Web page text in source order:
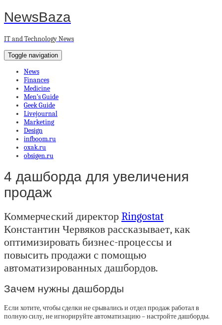
NewsBaza
IT and Technology News
Toggle navigation
News
Finances
Medicine
Men’s Guide
Geek Guide
Livejournal
Marketing
Design
infboom.ru
oxak.ru
obsigen.ru
4 дашборда для увеличения
продаж
Коммерческий директорRingostat
Константин Червяков рассказывает, как
оптимизировать бизнес-процессы и
повысить продажи с помощью
автоматизированных дашбордов.
Зачем нужны дашборды
Если хотите, чтобы сделки не срывались и отдел продаж работал в
полную силу, не игнорируйте автоматизацию – настройте дашборды.